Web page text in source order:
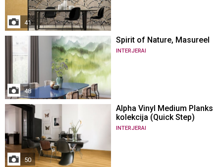
41
48
Spirit of Nature, Masureel
INTERJERAI
50
Alpha Vinyl Medium Planks
kolekcija (Quick Step)
INTERJERAI